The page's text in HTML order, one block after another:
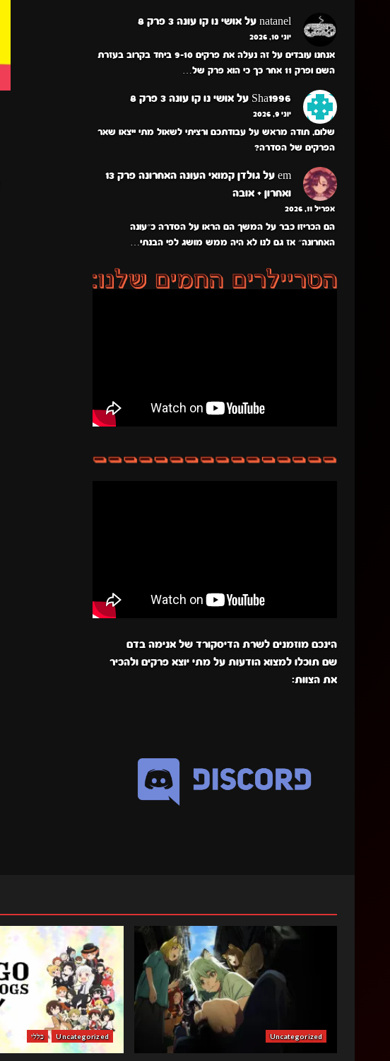
natanel עלאושי נו קו עונה 3 פרק 8
יוני 10, 2026
אנחנו עובדים על זה נעלה את פרקים 9-10 ביחד בקרוב בעזרת
השם ופרק 11 אחר כך כי הוא פרק של…
Sha1996 עלאושי נו קו עונה 3 פרק 8
יוני 9, 2026
שלום, תודה מראש על עבודתכם ורציתי לשאול מתי ייצאו שאר
הפרקים של הסדרה?
em על
גולדן קמואי העונה האחרונה פרק 13
ואחרון + אובה
אפריל 11, 2026
הם הכריזו כבר על המשך הם הראו על הסדרה כ״עונה
האחרונה״ אז גם לנו לא היה ממש מושג לפי הבנתי…
הינכם מוזמנים לשרת הדיסקורד של אנימה בדם
שם תוכלו למצוא הודעות על מתי יוצא פרקים ולהכיר
את הצוות:
Uncategorized
Uncategorized כללי